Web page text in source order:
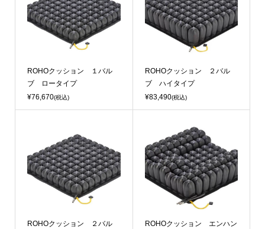
ROHOクッション １バル
ブ ロータイプ
¥76,670(税込)
ROHOクッション ２バル
ブ ハイタイプ
¥83,490(税込)
ROHOクッション ２バル
ROHOクッション エンハン